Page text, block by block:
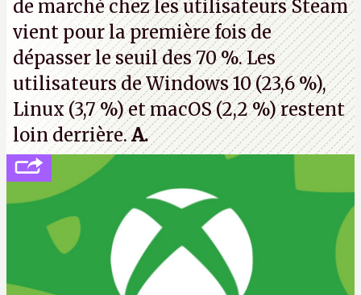
de marché chez les utilisateurs Steam
vient pour la première fois de
dépasser le seuil des 70 %. Les
utilisateurs de Windows 10 (23,6 %),
Linux (3,7 %) et macOS (2,2 %) restent
loin derrière.A.